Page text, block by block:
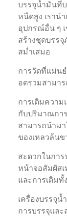
บรรจุน้ำมันที่
หนืดสูง เราน
อุปกรณ์อื่น ๆ
สร้างชุดบรร
สม่ำเสมอ
การวัดที่แม่นย
อดรวมสามา
การเติมความ
กับปริมาณการ
สามารถนำม
ของเหลวล้นข
สะดวกในการ
หน้าจอสัมผัส
และการเติมทั้
เครื่องบรรจุน้
การบรรจุแล